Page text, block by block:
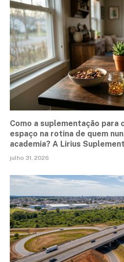
Como a suplementação para
espaço na rotina de quem
academia? A Lirius
julho 31, 2026